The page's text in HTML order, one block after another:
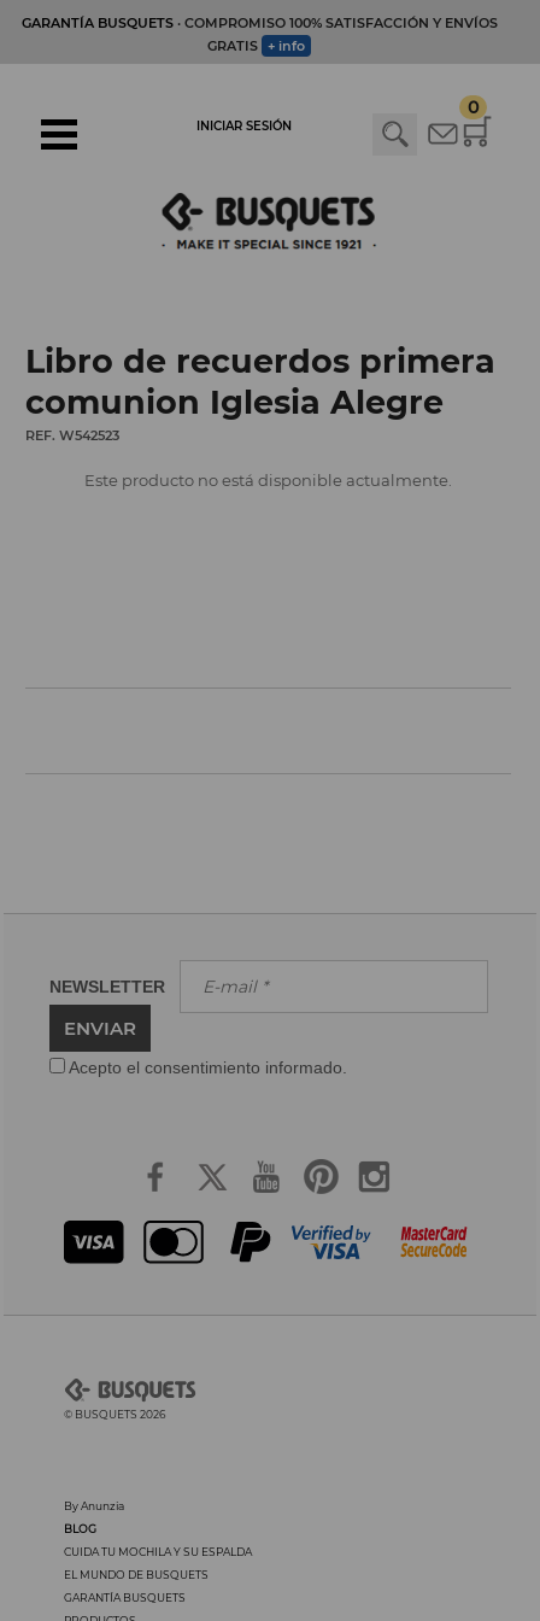
GARANTÍA BUSQUETS· COMPROMISO 100% SATISFACCIÓN Y ENVÍOS
GRATIS + info
0
INICIAR SESIÓN
Libro de recuerdos primera
comunion Iglesia Alegre
REF. W542523
Este producto no está disponible actualmente.
NEWSLETTER
ENVIAR
Acepto el consentimiento informado.
© BUSQUETS 2026
By Anunzia
BLOG
CUIDA TU MOCHILA Y SU ESPALDA
EL MUNDO DE BUSQUETS
GARANTÍA BUSQUETS